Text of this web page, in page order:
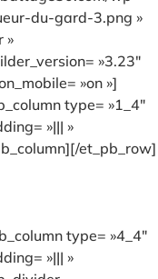
du-gard-3.png »
»
»3.23″
»on »]
type= »1_4″
»||| »
et_pb_row]
type= »4_4″
»||| »